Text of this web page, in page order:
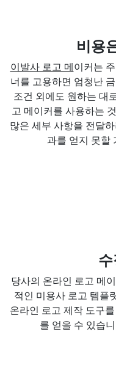
비용
이발사 로고 메이커는
너를 고용하면 엄청난
조건 외에도 원하는 대
고 메이커를 사용하는
많은 세부 사항을 전달
과를 얻지 못할
당사의 온라인 로고 메
적인 미용사 로고 템플
온라인 로고 제작 도구
를 얻을 수 있습